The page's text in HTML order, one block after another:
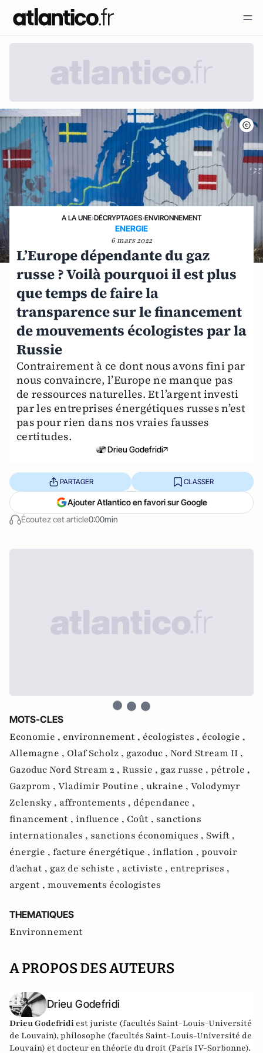
A LA UNE›DÉCRYPTAGES›ENVIRONNEMENT
ENERGIE
6 mars 2022
L’Europe dépendante du gaz
russe ? Voilà pourquoi il est plus
que temps de faire la
transparence sur le financement
de mouvements écologistes par la
Russie
Contrairement à ce dont nous avons fini par
nous convaincre, l’Europe ne manque pas
de ressources naturelles. Et l’argent investi
par les entreprises énergétiques russes n’est
pas pour rien dans nos vraies fausses
certitudes.
Drieu Godefridi
Écoutez cet article0:00min
PARTAGER CLASSER
Ajouter Atlantico en favori sur Google
MOTS-CLES
Economie , environnement , écologistes , écologie ,
Allemagne , Olaf Scholz , gazoduc , Nord Stream II ,
Gazoduc Nord Stream 2 , Russie , gaz russe , pétrole ,
Gazprom , Vladimir Poutine , ukraine , Volodymyr
Zelensky , affrontements , dépendance ,
financement , influence , Coût , sanctions
internationales , sanctions économiques , Swift ,
énergie , facture énergétique , inflation , pouvoir
d'achat , gaz de schiste , activiste , entreprises ,
argent , mouvements écologistes
THEMATIQUES
Environnement
A PROPOS DES AUTEURS
Drieu Godefridi
Drieu Godefridi est juriste (facultés Saint-Louis-Université
de Louvain), philosophe (facultés Saint-Louis-Université de
Louvain) et docteur en théorie du droit (Paris IV-Sorbonne).